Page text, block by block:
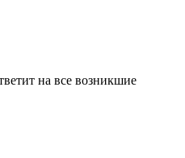
на все возникшие